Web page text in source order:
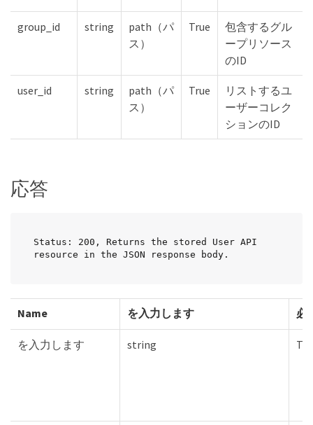
group_id string
path（パ
ス）
True
包含するグル
ープリソース
のID
user_id string
path（パ
ス）
True
リストするユ
ーザーコレク
ションのID
応答
Status: 200, Returns the stored User API
resource in the JSON response body.
Name を入力します 必
を入力します string